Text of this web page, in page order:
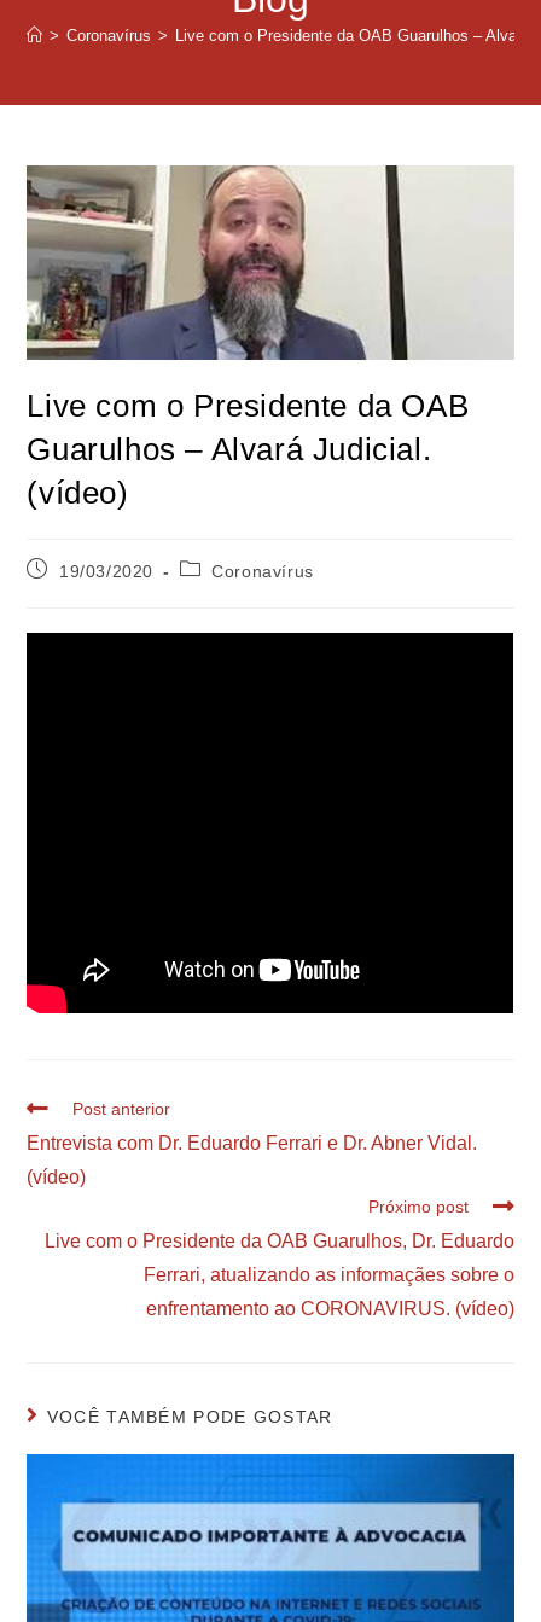
> Coronavírus > Live com o Presidente da OAB Guarulhos – Alvará
Live com o Presidente da OAB
Guarulhos – Alvará Judicial.
(vídeo)
19/03/2020 Coronavírus
Post anterior
Entrevista com Dr. Eduardo Ferrari e Dr. Abner Vidal.
(vídeo)
Próximo post
Live com o Presidente da OAB Guarulhos, Dr. Eduardo
Ferrari, atualizando as informaçães sobre o
enfrentamento ao CORONAVIRUS. (vídeo)
VOCÊ TAMBÉM PODE GOSTAR